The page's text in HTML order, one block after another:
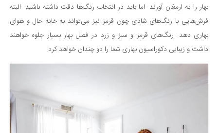
بهار را به ارمغان آورند. اما باید در انتخاب رنگ‌ها دقت داشته باشید. البته
فرش‌هایی با رنگ‌های شادی چون قرمز نیز می‌تواند به خانه حال و هوای
بهاری دهد. رنگ‌های قرمز و سبز و زرد در فصل بهار بسیار جلوه خواهند
داشت و زیبایی دکوراسیون بهاری شما را دو چندان خواهد کرد.